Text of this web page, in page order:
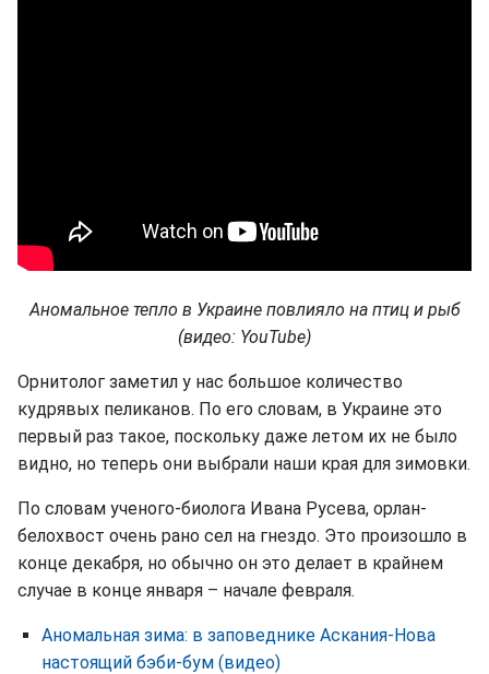
Аномальное тепло в Украине повлияло на птиц и рыб
(видео: YouTube)
Орнитолог заметил у нас большое количество
кудрявых пеликанов. По его словам, в Украине это
первый раз такое, поскольку даже летом их не было
видно, но теперь они выбрали наши края для зимовки.
По словам ученого-биолога Ивана Русева, орлан-
белохвост очень рано сел на гнездо. Это произошло в
конце декабря, но обычно он это делает в крайнем
случае в конце января – начале февраля.
Аномальная зима: в заповеднике Аскания-Нова
настоящий бэби-бум (видео)